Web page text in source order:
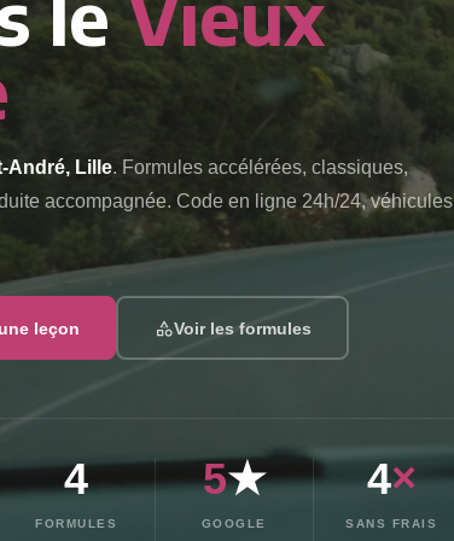
André, Lille. Formules accélérées, classiques,
accompagnée. Code en ligne 24h/24, véhicules
leçon Voir les formules
4
FORMULES
5★
GOOGLE
4×
SANS FRAIS